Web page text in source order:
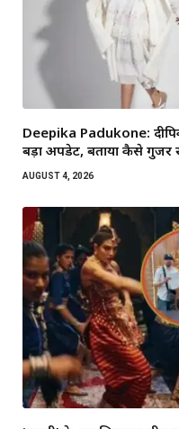
Deepika Padukone:
बड़ा अपडेट, बताया कैसे गुजर
AUGUST 4, 2026